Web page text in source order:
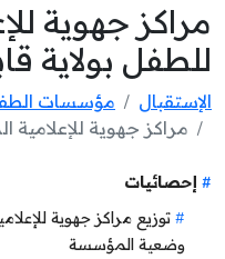
مراكز جهوية
للطفل بولاية
الإستقبال
مؤسسات
مراكز جهوية للإعلامية
إحصائيات
توزيع مراكز جهوية
وضعية المؤسسة